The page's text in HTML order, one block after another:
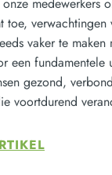
toe, verwachtingen
vaker te
een
gezond,
voortdurend